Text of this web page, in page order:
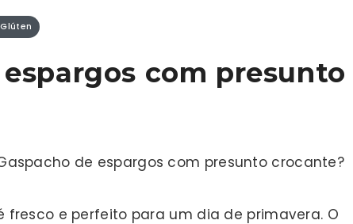
com presunto
de espargos com presunto crocante?
fresco e perfeito para um dia de primavera. O